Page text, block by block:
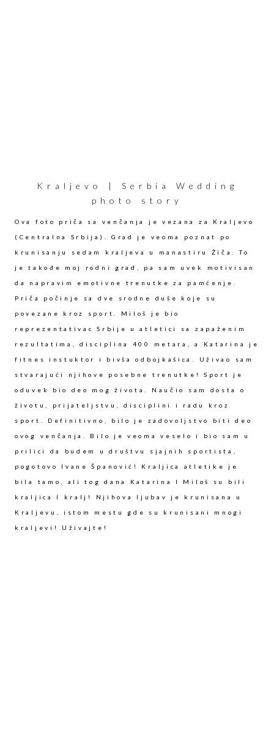
Kraljevo | Serbia Wedding
photo story
Ova foto priča sa venčanja je vezana za Kraljevo
(Centralna Srbija). Grad je veoma poznat po
krunisanju sedam kraljeva u manastiru Žiča. To
je takođe moj rodni grad, pa sam uvek motivisan
da napravim emotivne trenutke za pamćenje.
Priča počinje sa dve srodne duše koje su
povezane kroz sport. Miloš je bio
reprezentativac Srbije u atletici sa zapaženim
rezultatima, disciplina 400 metara, a Katarina je
fitnes instuktor i bivša odbojkašica. Uživao sam
stvarajući njihove posebne trenutke! Sport je
oduvek bio deo mog života. Naučio sam dosta o
životu, prijateljstvu, disciplini i radu kroz
sport. Definitivno, bilo je zadovoljstvo biti deo
ovog venčanja. Bilo je veoma veselo i bio sam u
prilici da budem u društvu sjajnih sportista,
pogotovo Ivane Španović! Kraljica atletike je
bila tamo, ali tog dana Katarina I Miloš su bili
kraljica I kralj! Njihova ljubav je krunisana u
Kraljevu, istom mestu gde su krunisani mnogi
kraljevi! Uživajte!